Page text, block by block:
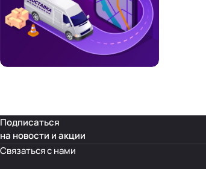
Подписаться
на новости и акции
Связаться с нами